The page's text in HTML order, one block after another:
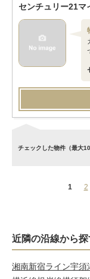
センチュリー21マ
チェックした物件（最大
1 2
近隣の沿線から探
湘南新宿ライン宇須